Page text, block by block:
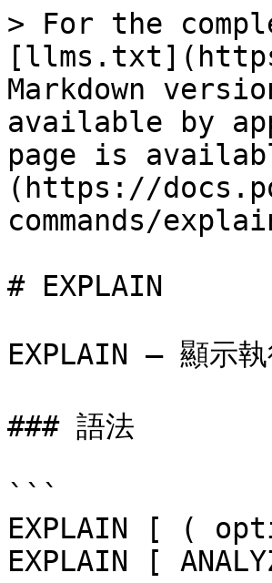
> For the
Markdown
available by
page is
(https://
commands/
# EXPLAIN
EXPLAIN — 顯示執
### 語法
```
EXPLAIN [ (
EXPLAIN [